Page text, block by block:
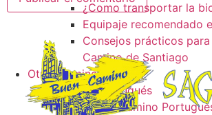
¿Como transportar la
Equipaje recomendado
Consejos prácticos
Camino de Santiago
Otros caminos
Camino Portugués
Tracks camino